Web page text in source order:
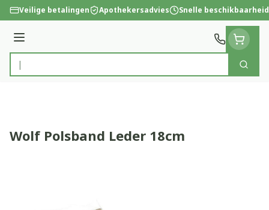
Ga naar de inhoud
Veilige betalingen Apothekersadvies Snelle beschikbaarheid
Menu
Product, merk, categorie...
Zoek
Wolf Polsband Leder 18cm